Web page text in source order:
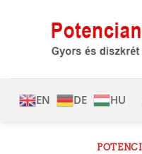
EN DE HU